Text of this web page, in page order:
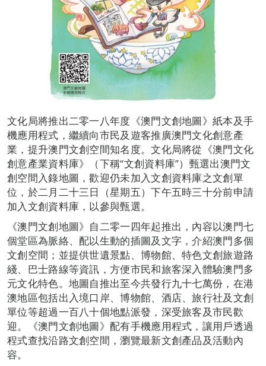
文化局將推出二零一八年度《澳門文創地圖》紙本及手
機應用程式，繼續向市民及遊客推廣澳門文化創意產
業，提升澳門文創空間知名度。文化局將從《澳門文化
創意產業資料庫》（下稱“文創資料庫”）甄選出澳門文
創空間入錄地圖，歡迎仍未加入文創資料庫之文創單
位，於二月二十三日（星期五）下午五時三十分前申請
加入文創資料庫，以參與甄選。
《澳門文創地圖》自二零一四年起推出，內容以澳門七
個堂區為脈絡、配以生動的插圖及文字，介紹澳門多個
文創空間；並提供世遺景點、博物館、特色文創旅遊路
綫、巴士路線等資訊，方便市民和旅客深入體驗澳門多
元文化特色。地圖自推出至今共發行九十七萬份，在港
澳地區包括出入境口岸、博物館、酒店、旅行社及文創
單位等超過一百八十個地點派發，深受旅客及市民歡
迎。《澳門文創地圖》配有手機應用程式，讓用戶透過
程式查找沿路文創空間，瀏覽最新文創產品及活動內
容。